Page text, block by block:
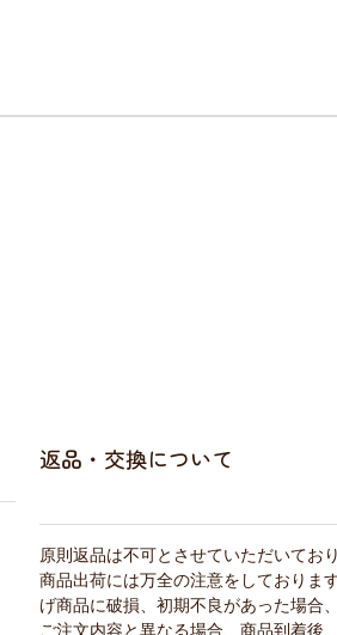
返品・交換について
原則返品は不可とさせていただいてお
商品出荷には万全の注意をしておりま
げ商品に破損、初期不良があった場合
ご注文内容と異なる場合、商品到着後